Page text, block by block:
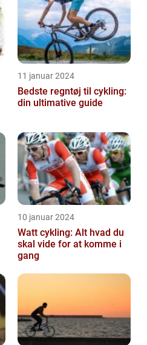
11 januar 2024
Bedste regntøj til cykling:
din ultimative guide
10 januar 2024
Watt cykling: Alt hvad du
skal vide for at komme i
gang